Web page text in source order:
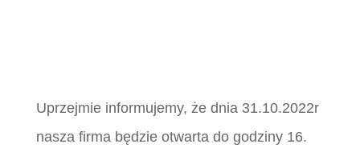
Uprzejmie informujemy, że dnia 31.10.2022r
nasza firma będzie otwarta do godziny 16.